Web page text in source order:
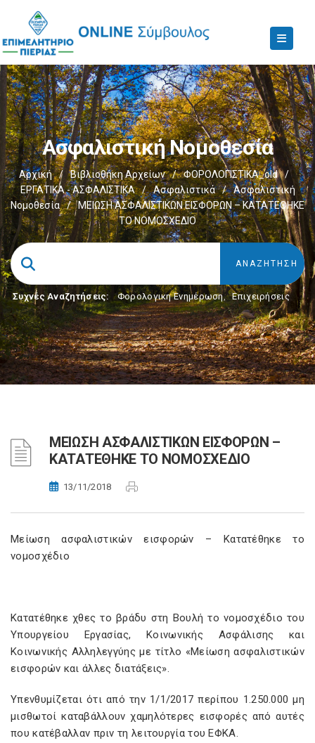
Ασφαλιστική Νομοθεσία
Αρχική / Βιβλιοθήκη Αρχείων / ΦΟΡΟΛΟΓΙΣΤΙΚΑ_old
/
ΕΡΓΑΤΙΚΑ - ΑΣΦΑΛΙΣΤΙΚΑ
/ Ασφαλιστικά /
Ασφαλιστική
Νομοθεσία
/
ΜΕΙΩΣΗ ΑΣΦΑΛΙΣΤΙΚΩΝ ΕΙΣΦΟΡΩΝ – ΚΑΤΑΤΕΘΗΚΕ
ΤΟ ΝΟΜΟΣΧΕΔΙΟ
Συχνές Αναζητήσεις: Φορολογικη Ενημέρωση, Επιχειρήσεις
ΜΕΙΩΣΗ ΑΣΦΑΛΙΣΤΙΚΩΝ ΕΙΣΦΟΡΩΝ –
ΚΑΤΑΤΕΘΗΚΕ ΤΟ ΝΟΜΟΣΧΕΔΙΟ
13/11/2018
Μείωση ασφαλιστικών εισφορών – Κατατέθηκε το
νομοσχέδιο
Κατατέθηκε χθες το βράδυ στη Βουλή το νομοσχέδιο του
Υπουργείου Εργασίας, Κοινωνικής Ασφάλισης και
Κοινωνικής Αλληλεγγύης με τίτλο «Μείωση ασφαλιστικών
εισφορών και άλλες διατάξεις».
Υπενθυμίζεται ότι από την 1/1/2017 περίπου 1.250.000 μη
μισθωτοί καταβάλλουν χαμηλότερες εισφορές από αυτές
που κατέβαλλαν πριν τη λειτουργία του ΕΦΚΑ.